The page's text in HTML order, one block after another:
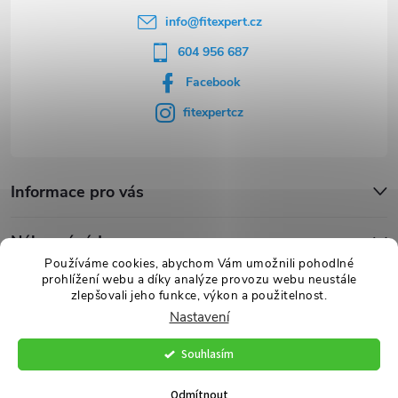
Používáme cookies, abychom Vám umožnili pohodlné
prohlížení webu a díky analýze provozu webu neustále
zlepšovali jeho funkce, výkon a použitelnost.
Nastavení
Souhlasím
info@fitexpert.cz
604 956 687
Facebook
fitexpertcz
Informace pro vás
Nákupní rádce
Novinky
Vytvořil Shoptet Premium
FITexpert.cz. Všechna práva vyhrazena.